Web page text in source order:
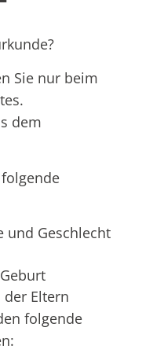
Sie nur beim
dem
und Geschlecht
Eltern
folgende